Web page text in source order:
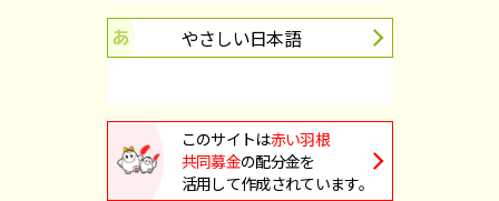
やさしい日本語
このサイトは赤い羽根
共同募金の配分金を
活用して作成されています。